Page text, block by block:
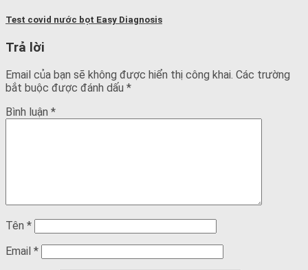
Test covid nước bọt Easy Diagnosis
Trả lời
Email của bạn sẽ không được hiển thị công khai. Các trường
bắt buộc được đánh dấu *
Bình luận *
Tên *
Email *